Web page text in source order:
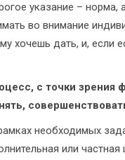
указание – норма,
во внимание
хочешь дать, и, если
с точки зрения
необходимых
или